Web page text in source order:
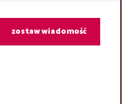
zostaw wiadomość